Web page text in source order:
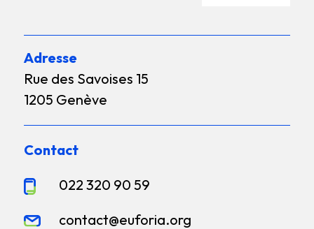
Adresse
Rue des Savoises 15
1205 Genève
Contact
022 320 90 59
contact@euforia.org